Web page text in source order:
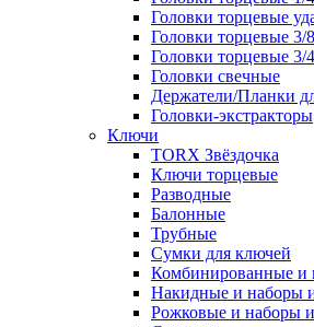
Головки торцевые
Головки торцевые 3/
Головки торцевые 3/
Головки свечные
Держатели/Планки
Головки-экстракторы
Ключи
TORX Звёздочка
Ключи торцевые
Разводные
Балонные
Трубные
Сумки для ключей
Комбинированные и
Накидные и наборы
Рожковые и наборы